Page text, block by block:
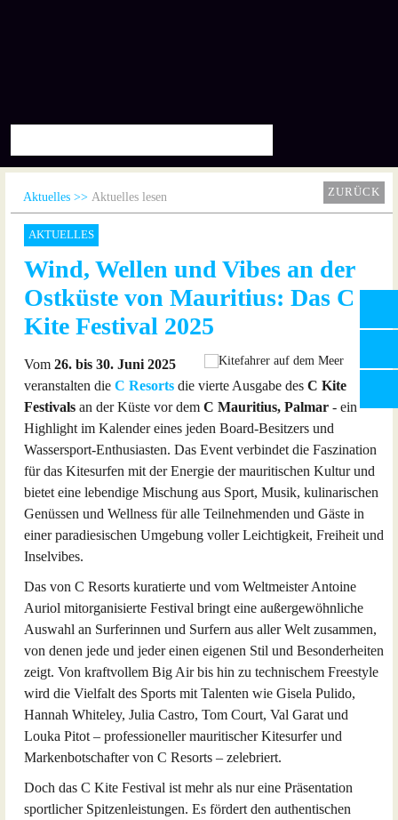
ZURÜCK
Aktuelles Aktuelles lesen
AKTUELLES
Wind, Wellen und Vibes an der
Ostküste von Mauritius: Das C
Kite Festival 2025
Vom 26. bis 30. Juni 2025
veranstalten die C Resorts die vierte Ausgabe des C Kite
Festivals an der Küste vor dem C Mauritius, Palmar - ein
Highlight im Kalender eines jeden Board-Besitzers und
Wassersport-Enthusiasten. Das Event verbindet die Faszination
für das Kitesurfen mit der Energie der mauritischen Kultur und
bietet eine lebendige Mischung aus Sport, Musik, kulinarischen
Genüssen und Wellness für alle Teilnehmenden und Gäste in
einer paradiesischen Umgebung voller Leichtigkeit, Freiheit und
Inselvibes.
Das von C Resorts kuratierte und vom Weltmeister Antoine
Auriol mitorganisierte Festival bringt eine außergewöhnliche
Auswahl an Surferinnen und Surfern aus aller Welt zusammen,
von denen jede und jeder einen eigenen Stil und Besonderheiten
zeigt. Von kraftvollem Big Air bis hin zu technischem Freestyle
wird die Vielfalt des Sports mit Talenten wie Gisela Pulido,
Hannah Whiteley, Julia Castro, Tom Court, Val Garat und
Louka Pitot – professioneller mauritischer Kitesurfer und
Markenbotschafter von C Resorts – zelebriert.
Doch das C Kite Festival ist mehr als nur eine Präsentation
sportlicher Spitzenleistungen. Es fördert den authentischen